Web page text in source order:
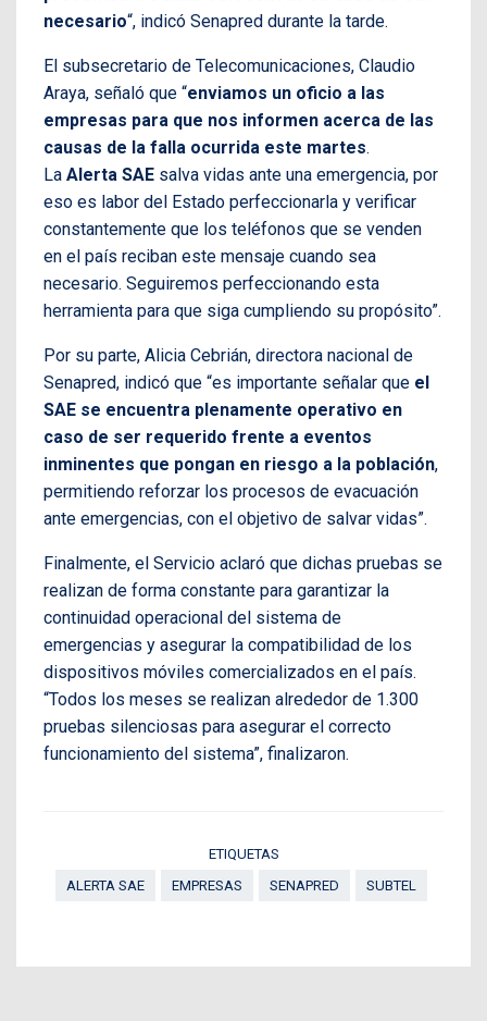
necesario“, indicó Senapred durante la tarde.
El subsecretario de Telecomunicaciones, Claudio
Araya, señaló que “enviamos un oficio a las
empresas para que nos informen acerca de las
causas de la falla ocurrida este martes.
La Alerta SAE salva vidas ante una emergencia, por
eso es labor del Estado perfeccionarla y verificar
constantemente que los teléfonos que se venden
en el país reciban este mensaje cuando sea
necesario. Seguiremos perfeccionando esta
herramienta para que siga cumpliendo su propósito”.
Por su parte, Alicia Cebrián, directora nacional de
Senapred, indicó que “es importante señalar que el
SAE se encuentra plenamente operativo en
caso de ser requerido frente a eventos
inminentes que pongan en riesgo a la población,
permitiendo reforzar los procesos de evacuación
ante emergencias, con el objetivo de salvar vidas”.
Finalmente, el Servicio aclaró que dichas pruebas se
realizan de forma constante para garantizar la
continuidad operacional del sistema de
emergencias y asegurar la compatibilidad de los
dispositivos móviles comercializados en el país.
“Todos los meses se realizan alrededor de 1.300
pruebas silenciosas para asegurar el correcto
funcionamiento del sistema”, finalizaron.
ETIQUETAS
ALERTA SAE
EMPRESAS SENAPRED SUBTEL